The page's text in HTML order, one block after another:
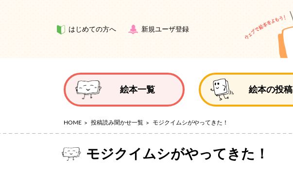
はじめての方へ 新規ユーザ登録
絵本一覧 絵本の投稿
HOME 投稿読み聞かせ一覧 モジクイムシがやってきた！
モジクイムシがやってきた！